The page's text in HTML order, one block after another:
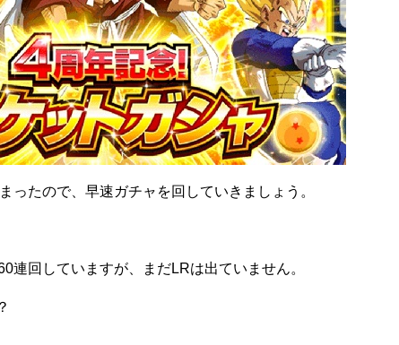
ったので、早速ガチャを回していきましょう。
連回していますが、まだLRは出ていません。